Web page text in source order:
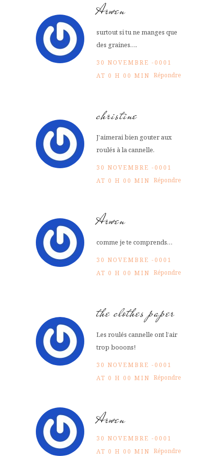
Arwen
surtout si tu ne manges que
des graines….
30 NOVEMBRE -0001
AT 0 H 00 MIN Répondre
christine
J’aimerai bien gouter aux
roulés à la cannelle.
30 NOVEMBRE -0001
AT 0 H 00 MIN Répondre
Arwen
comme je te comprends…
30 NOVEMBRE -0001
AT 0 H 00 MIN Répondre
the clothes paper
Les roulés cannelle ont l’air
trop booons!
30 NOVEMBRE -0001
AT 0 H 00 MIN Répondre
Arwen
30 NOVEMBRE -0001
AT 0 H 00 MIN Répondre